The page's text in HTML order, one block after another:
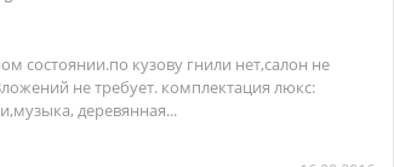
состоянии.по кузову гнили нет,салон не
не требует. комплектация люкс:
деревянная...